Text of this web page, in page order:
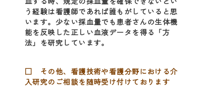
う経験は看護師であれば誰もがしていると思
います。少ない採血量でも患者さんの生体機
能を反映した正しい血液データを得る「方
法」を研究しています。
□ その他、看護技術や看護分野における介
入研究のご相談を随時受け付けております